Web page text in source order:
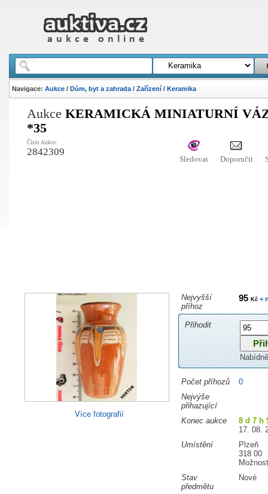
Navigace: Aukce/ Dům, byt a zahrada/ Zařízení/ Keramika
Aukce KERAMICKÁ MINIATURNÍ
*35
Číslo Aukce:
2842309
Sledovat Doporučit
Více fotografií
Nejvyšší
příhoz
95 Kč+
Přihodit
Počet příhozů
0
Nejvýše
přihazující
Konec aukce
8 d 7 h
17. 08.
Umístění
Plzeň
318 00
Stav
předmětu
Nové